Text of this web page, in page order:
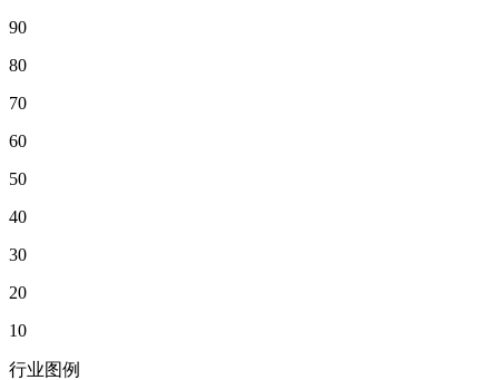
90
80
70
60
50
40
30
20
10
行业图例